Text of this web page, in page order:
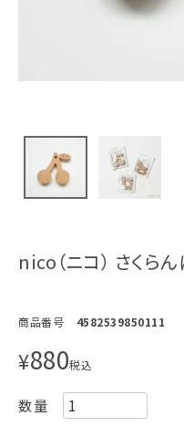
nico（ニコ） さくら
商品番号 4582539850111
¥880税込